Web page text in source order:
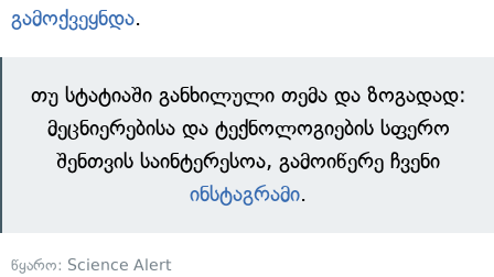
გამოქვეყნდა.
თუ სტატიაში განხილული თემა და ზოგადად:
მეცნიერებისა და ტექნოლოგიების სფერო
შენთვის საინტერესოა, გამოიწერე ჩვენი
ინსტაგრამი.
წყარო: Science Alert